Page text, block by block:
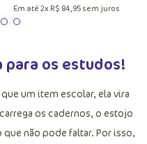
Em até 2x R$ 84, 95sem juros
os estudos!
um item escolar, ela vira
os cadernos, o estojo
não pode faltar. Por isso,